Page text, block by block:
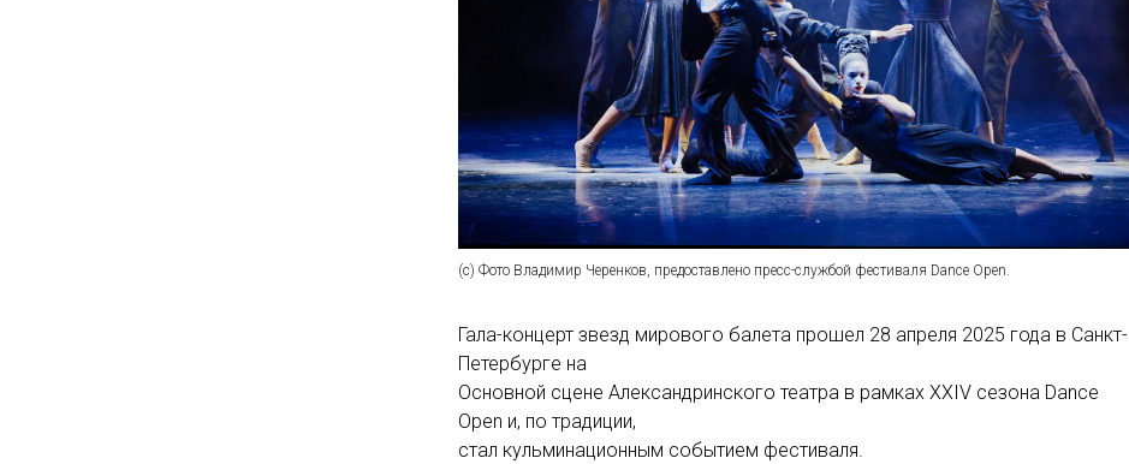
(с) Фото Владимир Черенков, предоставлено пресс-службой фестиваля Dance Open.
Гала-концерт звезд мирового балета прошел 28 апреля 2025 года в Санкт-
Петербурге на
Основной сцене Александринского театра в рамках XXIV сезона Dance
Open и, по традиции,
стал кульминационным событием фестиваля.